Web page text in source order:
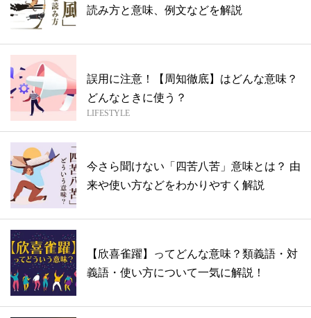
読み方と意味、例文などを解説
誤用に注意！【周知徹底】はどんな意味？
どんなときに使う？
LIFESTYLE
今さら聞けない「四苦八苦」意味とは？ 由
来や使い方などをわかりやすく解説
【欣喜雀躍】ってどんな意味？類義語・対
義語・使い方について一気に解説！